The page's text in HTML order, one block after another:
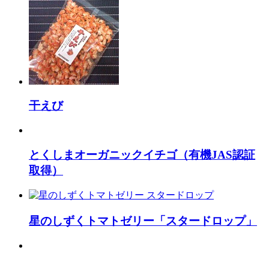
干えび
とくしまオーガニックイチゴ（有機JAS認証
取得）
星のしずくトマトゼリー「スタードロップ」